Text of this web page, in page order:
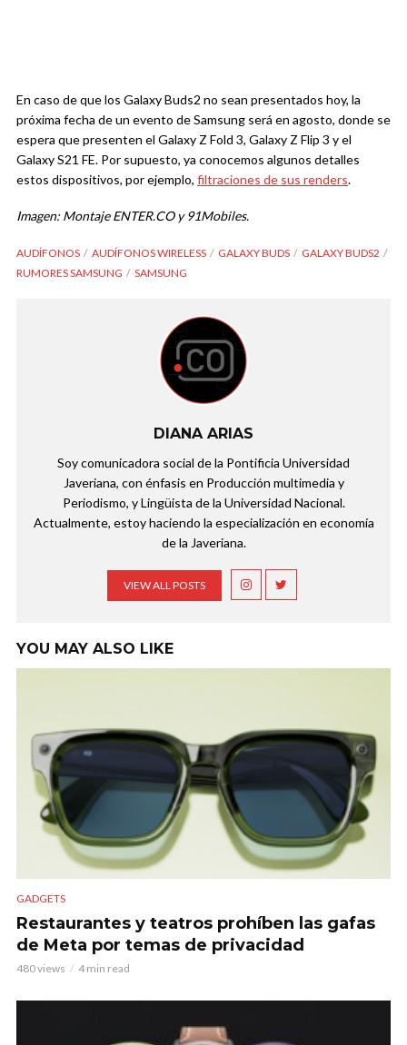
En caso de que los Galaxy Buds2 no sean presentados hoy, la
próxima fecha de un evento de Samsung será en agosto, donde se
espera que presenten el Galaxy Z Fold 3, Galaxy Z Flip 3 y el
Galaxy S21 FE. Por supuesto, ya conocemos algunos detalles
estos dispositivos, por ejemplo, filtraciones de sus renders.
Imagen: Montaje ENTER.CO y 91Mobiles.
AUDÍFONOS AUDÍFONOS WIRELESS GALAXY BUDS
GALAXY BUDS2
RUMORES SAMSUNG
SAMSUNG
DIANA ARIAS
Soy comunicadora social de la Pontificia Universidad
Javeriana, con énfasis en Producción multimedia y
Periodismo, y Lingüista de la Universidad Nacional.
Actualmente, estoy haciendo la especialización en economía
de la Javeriana.
VIEW ALL POSTS
YOU MAY ALSO LIKE
GADGETS
Restaurantes y teatros prohíben las gafas
de Meta por temas de privacidad
480 views 4 min read